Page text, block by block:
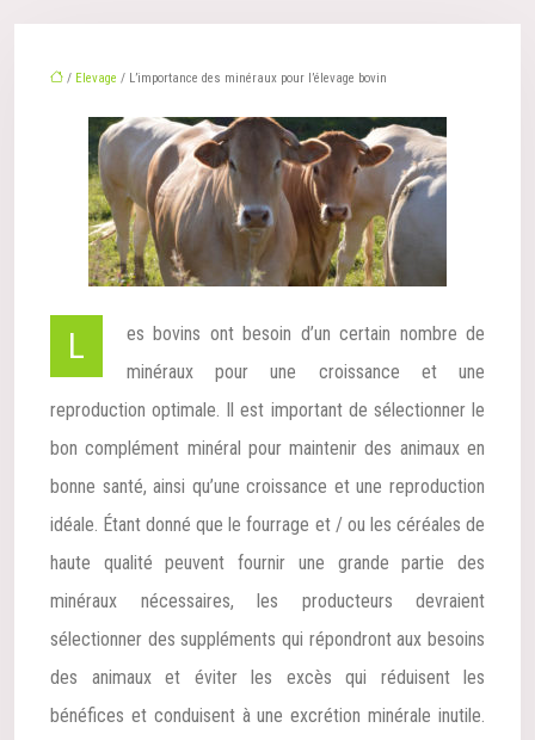
/ Elevage / L’importance des minéraux pour l’élevage bovin
Les bovins ont besoin d’un certain nombre de
minéraux pour une croissance et une
reproduction optimale. Il est important de sélectionner le
bon complément minéral pour maintenir des animaux en
bonne santé, ainsi qu’une croissance et une reproduction
idéale. Étant donné que le fourrage et / ou les céréales de
haute qualité peuvent fournir une grande partie des
minéraux nécessaires, les producteurs devraient
sélectionner des suppléments qui répondront aux besoins
des animaux et éviter les excès qui réduisent les
bénéfices et conduisent à une excrétion minérale inutile.